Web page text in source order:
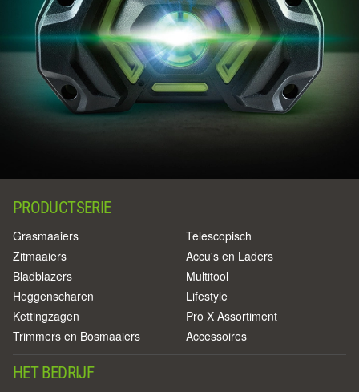
PRODUCTSERIE
Grasmaaiers
Zitmaaiers
Bladblazers
Heggenscharen
Kettingzagen
Trimmers en Bosmaaiers
Telescopisch
Accu's en Laders
Multitool
Lifestyle
Pro X Assortiment
Accessoires
HET BEDRIJF